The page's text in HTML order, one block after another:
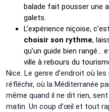
balade fait pousser une
galets.
L’expérience niçoise,
choisir son rythme,
qu’un guide bien rangé…
ville à rebours du
Nice. Le genre d’endroit où
réfléchir, où la Méditerranée
même quand il ne dit rien,
matin. Un coup d’œil et tout